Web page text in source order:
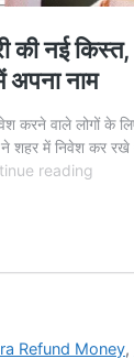
Refund Money,